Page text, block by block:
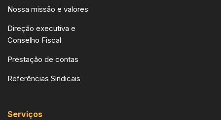
Nossa missão e valores
Direção executiva e
Conselho Fiscal
Prestação de contas
Referências Sindicais
Serviços